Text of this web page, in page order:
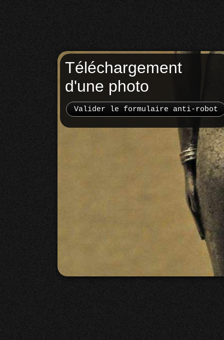
Téléchargement
d'une photo